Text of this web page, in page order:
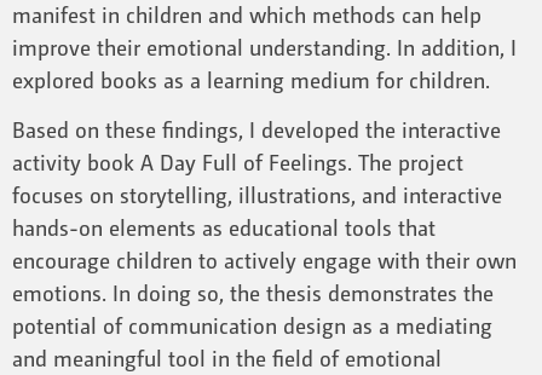
manifest in children and which methods can help
improve their emotional understanding. In addition, I
explored books as a learning medium for children.
Based on these findings, I developed the interactive
activity book A Day Full of Feelings. The project
focuses on storytelling, illustrations, and interactive
hands-on elements as educational tools that
encourage children to actively engage with their own
emotions. In doing so, the thesis demonstrates the
potential of communication design as a mediating
and meaningful tool in the field of emotional